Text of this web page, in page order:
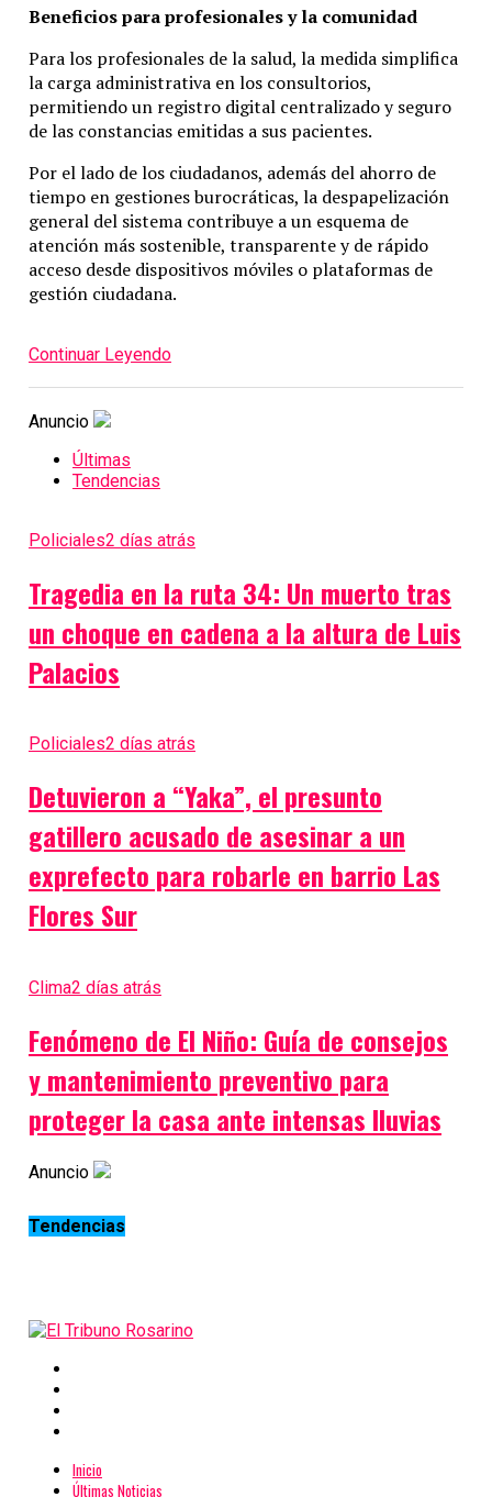
Beneficios para profesionales y la comunidad
Para los profesionales de la salud, la medida simplifica
la carga administrativa en los consultorios,
permitiendo un registro digital centralizado y seguro
de las constancias emitidas a sus pacientes.
Por el lado de los ciudadanos, además del ahorro de
tiempo en gestiones burocráticas, la despapelización
general del sistema contribuye a un esquema de
atención más sostenible, transparente y de rápido
acceso desde dispositivos móviles o plataformas de
gestión ciudadana.
Continuar Leyendo
Anuncio
Últimas
Tendencias
Policiales2 días atrás
Tragedia en la ruta 34: Un muerto tras
un choque en cadena a la altura de Luis
Palacios
Policiales2 días atrás
Detuvieron a “Yaka”, el presunto
gatillero acusado de asesinar a un
exprefecto para robarle en barrio Las
Flores Sur
Clima2 días atrás
Fenómeno de El Niño: Guía de consejos
y mantenimiento preventivo para
proteger la casa ante intensas lluvias
Anuncio
Tendencias
Inicio
Últimas Noticias